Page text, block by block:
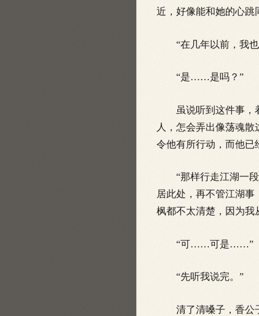
近，好像能和她的心跳
“在几年以前，我也
“是……是吗？”
虽说听到这件事，着
人，怎会弄出像荡魂
令他有所行动，而他已
“那样行走江湖一段
居此处，再不管江湖
枫都不太清楚，因为我
“可……可是……”
“先听我说完。”
清了清嗓子，香公子